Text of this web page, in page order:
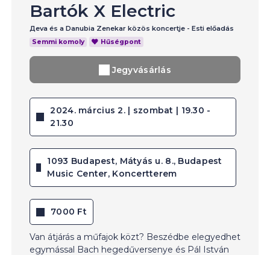
Bartók X Electric
Дeva és a Danubia Zenekar közös koncertje - Esti előadás
Semmi komoly Hűségpont
Jegyvásárlás
2024. március 2. | szombat | 19.30 -
21.30
1093 Budapest, Mátyás u. 8., Budapest
Music Center, Koncertterem
7000 Ft
Van átjárás a műfajok közt? Beszédbe elegyedhet
egymással Bach hegedűversenye és Pál István